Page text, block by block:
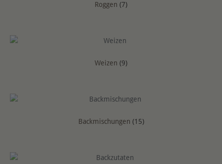
Roggen (7)
Weizen (9)
Backmischungen (15)